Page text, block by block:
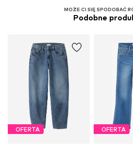
MOŻE CI SIĘ SPODOBAĆ
Podobne
OFERTA OFERTA